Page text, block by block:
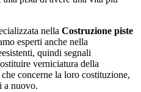
nella Costruzione piste
esperti anche nella
quindi segnali
verniciatura della
concerne la loro costituzione,
a nuovo.